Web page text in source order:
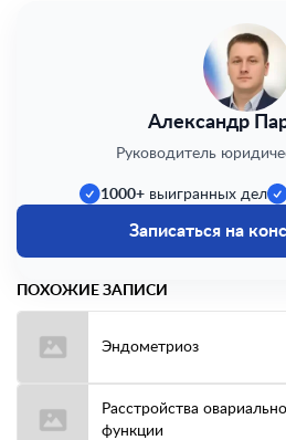
Александр
Руководитель
1000+выигранных дел
Записаться на
ПОХОЖИЕ ЗАПИСИ
Эндометриоз
Расстройства
функции